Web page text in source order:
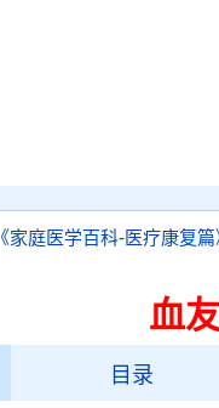
《家庭医学百科-医疗康复篇
血
目录